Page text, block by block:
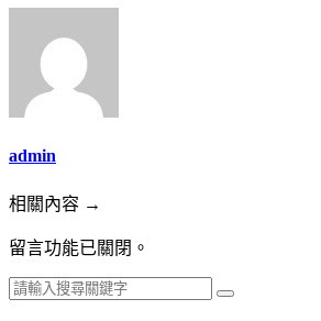
admin
相關內容 →
留言功能已關閉。